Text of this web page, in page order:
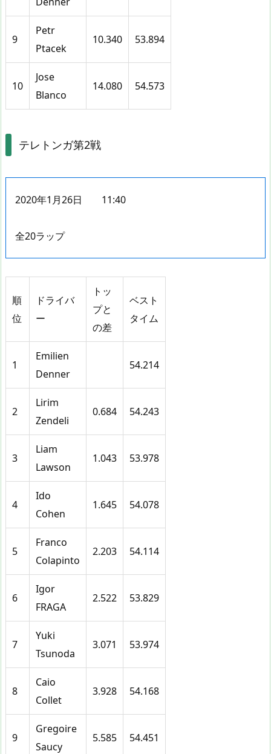
9
Petr
Ptacek
10.340 53.894
10
Jose
Blanco
14.080 54.573
テレトンガ第2戦
2020年1月26日 11:40
全20ラップ
順
位
ドライバ
ー
トッ
プと
の差
ベスト
タイム
1
Emilien
Denner
54.214
2
Lirim
Zendeli
0.684 54.243
3
Liam
Lawson
1.043 53.978
4
Ido
Cohen
1.645 54.078
5
Franco
Colapinto
2.203 54.114
6
Igor
FRAGA
2.522 53.829
7
Yuki
Tsunoda
3.071 53.974
8
Caio
Collet
3.928 54.168
9
Gregoire
Saucy
5.585 54.451